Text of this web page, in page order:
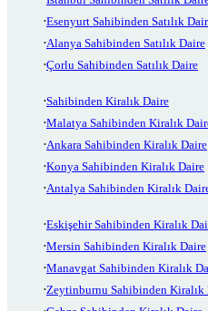
Esenyurt Sahibinden Satılık
Alanya Sahibinden Satılık Daire
Çorlu Sahibinden Satılık Daire
Sahibinden Kiralık Daire
Malatya Sahibinden Kiralık
Ankara Sahibinden Kiralık Daire
Konya Sahibinden Kiralık Daire
Antalya Sahibinden Kiralık
Eskişehir Sahibinden Kiralık
Mersin Sahibinden Kiralık Daire
Manavgat Sahibinden Kiralık
Zeytinburnu Sahibinden Kiralık